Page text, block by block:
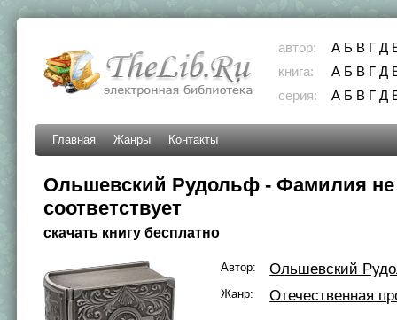
автор: А Б В Г Д
книга:
А Б В Г Д
серия:
А Б В Г Д
Главная Жанры Контакты
Ольшевский Рудольф - Фамилия не
соответствует
скачать книгу бесплатно
Автор: Ольшевский
Жанр: Отечественная